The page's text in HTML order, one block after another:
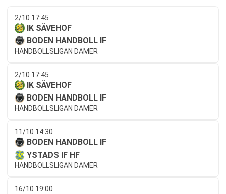
2/10 17:45
IK SÄVEHOF
BODEN HANDBOLL IF
HANDBOLLSLIGAN DAMER
2/10 17:45
IK SÄVEHOF
BODEN HANDBOLL IF
HANDBOLLSLIGAN DAMER
11/10 14:30
BODEN HANDBOLL IF
YSTADS IF HF
HANDBOLLSLIGAN DAMER
16/10 19:00